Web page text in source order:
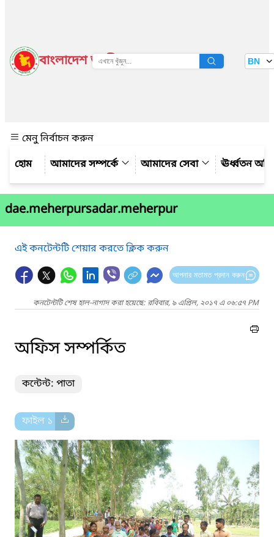
বাংলাদেশ জাতীয় তথ্য বাতায়ন BN
মেনু নির্বাচন করুন
আমাদের সম্পর্কে
আমাদের সেবা ঊর্ধ্বতন
dae.meherpursadar.meherpur
এই কনটেন্টটি শেয়ার করতে ক্লিক করুন
আপনার মতামত প্রদান করুন
কনটেন্টটি শেষ হাল-নাগাদ করা হয়েছে: রবিবার, ৯ এপ্রিল, ২০১৭ এ ০৬:৫৭ PM
অফিস সম্পর্কিত
কন্টেন্ট: পাতা
ফাইল ১